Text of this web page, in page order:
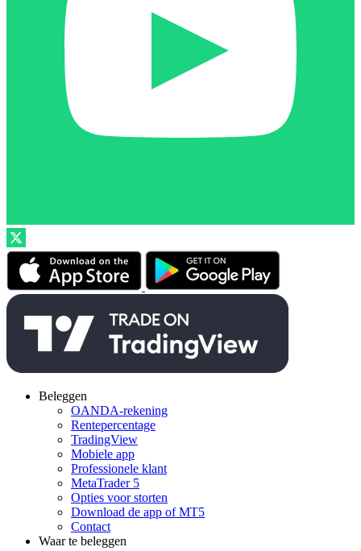
Beleggen
OANDA-rekening
Rentepercentage
TradingView
Mobiele app
Professionele klant
MetaTrader 5
Opties voor storten
Download de app of MT5
Contact
Waar te beleggen